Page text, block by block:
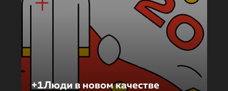
+1Люди в новом качестве